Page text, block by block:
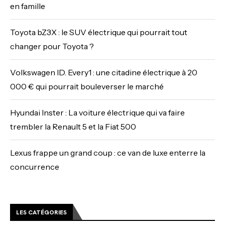
en famille
Toyota bZ3X : le SUV électrique qui pourrait tout
changer pour Toyota ?
Volkswagen ID. Every1 : une citadine électrique à 20
000 € qui pourrait bouleverser le marché
Hyundai Inster : La voiture électrique qui va faire
trembler la Renault 5 et la Fiat 500
Lexus frappe un grand coup : ce van de luxe enterre la
concurrence
LES CATÉGORIES